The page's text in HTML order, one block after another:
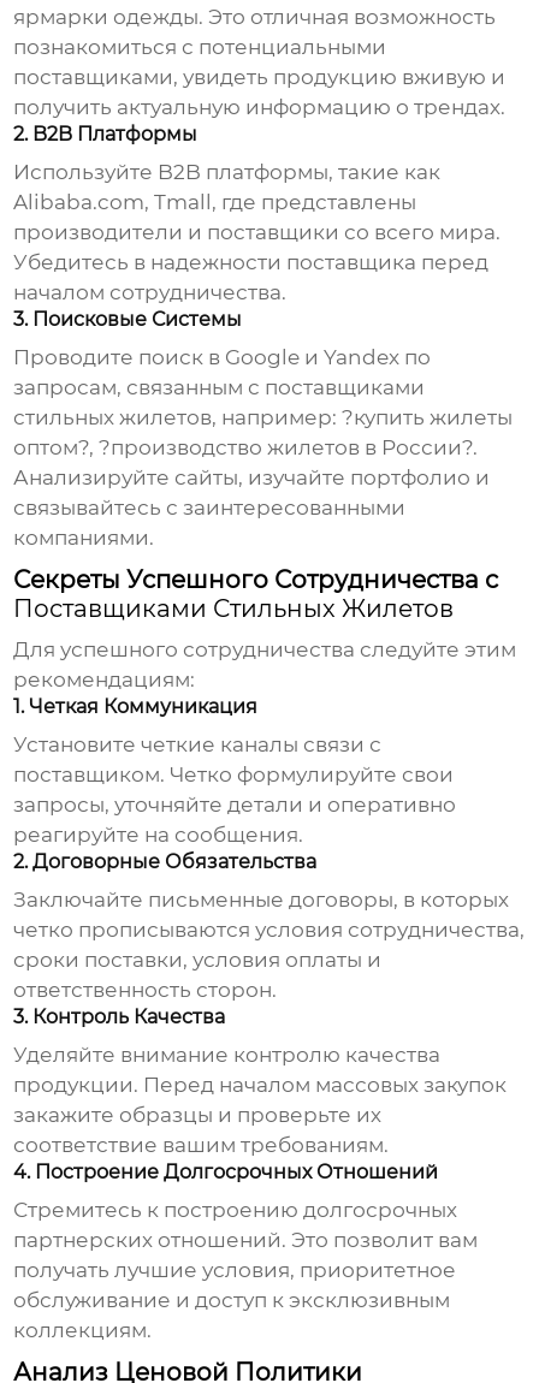
ярмарки одежды. Это отличная возможность
познакомиться с потенциальными
поставщиками, увидеть продукцию вживую и
получить актуальную информацию о трендах.
2. B2B Платформы
Используйте B2B платформы, такие как
Alibaba.com, Tmall, где представлены
производители и поставщики со всего мира.
Убедитесь в надежности поставщика перед
началом сотрудничества.
3. Поисковые Системы
Проводите поиск в Google и Yandex по
запросам, связанным с поставщиками
стильных жилетов, например: ?купить жилеты
оптом?, ?производство жилетов в России?.
Анализируйте сайты, изучайте портфолио и
связывайтесь с заинтересованными
компаниями.
Секреты Успешного Сотрудничества с
Поставщиками Стильных Жилетов
Для успешного сотрудничества следуйте этим
рекомендациям:
1. Четкая Коммуникация
Установите четкие каналы связи с
поставщиком. Четко формулируйте свои
запросы, уточняйте детали и оперативно
реагируйте на сообщения.
2. Договорные Обязательства
Заключайте письменные договоры, в которых
четко прописываются условия сотрудничества,
сроки поставки, условия оплаты и
ответственность сторон.
3. Контроль Качества
Уделяйте внимание контролю качества
продукции. Перед началом массовых закупок
закажите образцы и проверьте их
соответствие вашим требованиям.
4. Построение Долгосрочных Отношений
Стремитесь к построению долгосрочных
партнерских отношений. Это позволит вам
получать лучшие условия, приоритетное
обслуживание и доступ к эксклюзивным
коллекциям.
Анализ Ценовой Политики